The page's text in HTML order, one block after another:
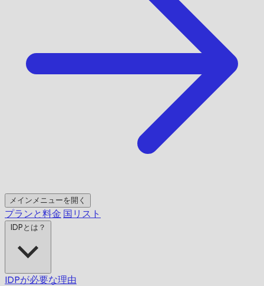
メインメニューを開く
プランと料金 国リスト
IDPとは？
IDPが必要な理由